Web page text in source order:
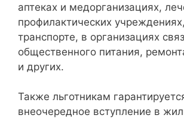
аптеках и медорганизациях,
профилактических
транспорте, в организациях
общественного питания,
и других.
Также льготникам
внеочередное вступление в